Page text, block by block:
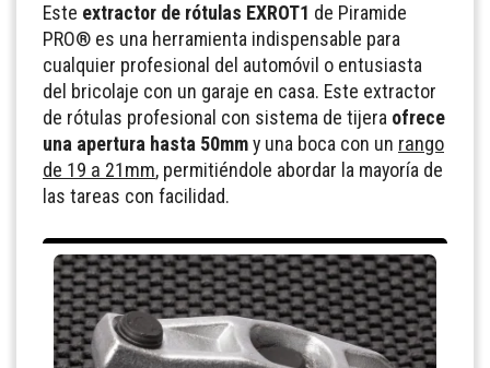
Este extractor de rótulas EXROT1 de Piramide
PRO® es una herramienta indispensable para
cualquier profesional del automóvil o entusiasta
del bricolaje con un garaje en casa. Este extractor
de rótulas profesional con sistema de tijera ofrece
una apertura hasta 50mmy una boca con un rango
de 19 a 21mm, permitiéndole abordar la mayoría de
las tareas con facilidad.